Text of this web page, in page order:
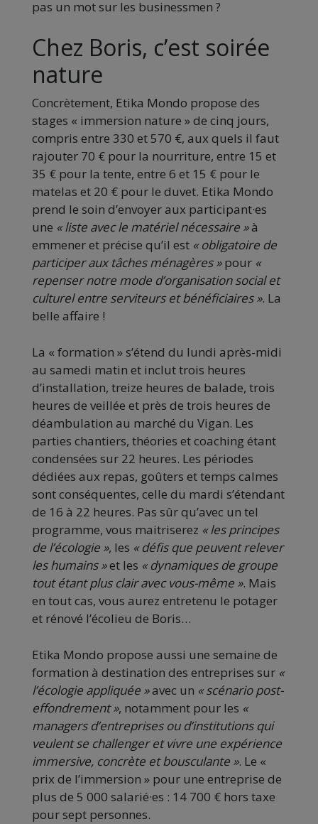
pas un mot sur les businessmen ?
Chez Boris, c’est soirée
nature
Concrètement, Etika Mondo propose des
stages « immersion nature » de cinq jours,
compris entre 330 et 570 €, aux quels il faut
rajouter 70 € pour la nourriture, entre 15 et
35 € pour la tente, entre 6 et 15 € pour le
matelas et 20 € pour le duvet. Etika Mondo
prend le soin d’envoyer aux participant·es
une « liste avec le matériel nécessaire »à
emmener et précise qu’il est « obligatoire de
participer aux tâches ménagères »pour «
repenser notre mode d’organisation social et
culturel entre serviteurs et bénéficiaires ». La
belle affaire !
La « formation » s’étend du lundi après-midi
au samedi matin et inclut trois heures
d’installation, treize heures de balade, trois
heures de veillée et près de trois heures de
déambulation au marché du Vigan. Les
parties chantiers, théories et coaching étant
condensées sur 22 heures. Les périodes
dédiées aux repas, goûters et temps calmes
sont conséquentes, celle du mardi s’étendant
de 16 à 22 heures. Pas sûr qu’avec un tel
programme, vous maitriserez « les principes
de l’écologie », les « défis que peuvent relever
les humains »et les « dynamiques de groupe
tout étant plus clair avec vous-même ». Mais
en tout cas, vous aurez entretenu le potager
et rénové l’écolieu de Boris…
Etika Mondo propose aussi une semaine de
formation à destination des entreprises sur «
l’écologie appliquée »avec un « scénario post-
effondrement », notamment pour les «
managers d’entreprises ou d’institutions qui
veulent se challenger et vivre une expérience
immersive, concrète et bousculante ». Le «
prix de l’immersion » pour une entreprise de
plus de 5 000 salarié·es : 14 700 € hors taxe
pour sept personnes.